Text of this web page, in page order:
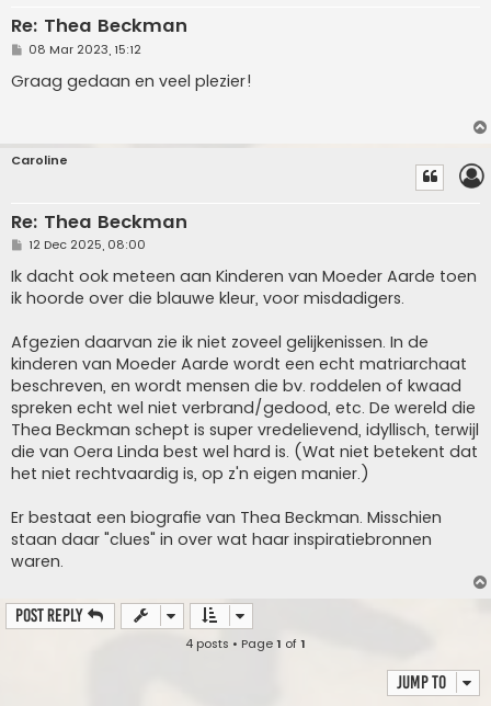
Re: Thea Beckman
P
s
t
08 Mar 2023, 15:12
Graag gedaan en veel plezier!
Caroline
Re: Thea Beckman
P
s
t
12 Dec 2025, 08:00
Ik dacht ook meteen aan Kinderen van Moeder Aarde toen
ik hoorde over die blauwe kleur, voor misdadigers.
Afgezien daarvan zie ik niet zoveel gelijkenissen. In de
kinderen van Moeder Aarde wordt een echt matriarchaat
beschreven, en wordt mensen die bv. roddelen of kwaad
spreken echt wel niet verbrand/gedood, etc. De wereld die
Thea Beckman schept is super vredelievend, idyllisch, terwijl
die van Oera Linda best wel hard is. (Wat niet betekent dat
het niet rechtvaardig is, op z'n eigen manier.)
Er bestaat een biografie van Thea Beckman. Misschien
staan daar "clues" in over wat haar inspiratiebronnen
waren.
Post Reply
4 posts • Page1 of1
Jump to